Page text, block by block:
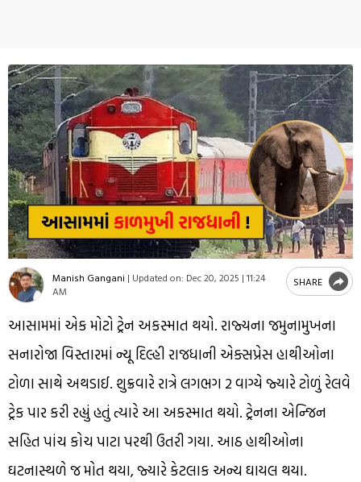
Manish Gangani | Updated on: Dec 20, 2025 | 11:24
AM
SHARE
આસામમાં એક મોટો ટ્રેન અકસ્માત થયો. રાજ્યના જમુનામુખના
સનારોજા વિસ્તારમાં ન્યૂ દિલ્હી રાજધાની એક્સપ્રેસ હાથીઓના
ટોળા સાથે અથડાઈ. શુક્રવારે રાત્રે લગભગ 2 વાગ્યે જ્યારે ટોળું રેલવે
ટ્રેક પાર કરી રહ્યું હતું ત્યારે આ અકસ્માત થયો. ટ્રેનના એન્જિન
સહિત પાંચ કોચ પાટા પરથી ઉતરી ગયા. આઠ હાથીઓના
ઘટનાસ્થળે જ મોત થયા, જ્યારે કેટલાક અન્ય ઘાયલ થયા.